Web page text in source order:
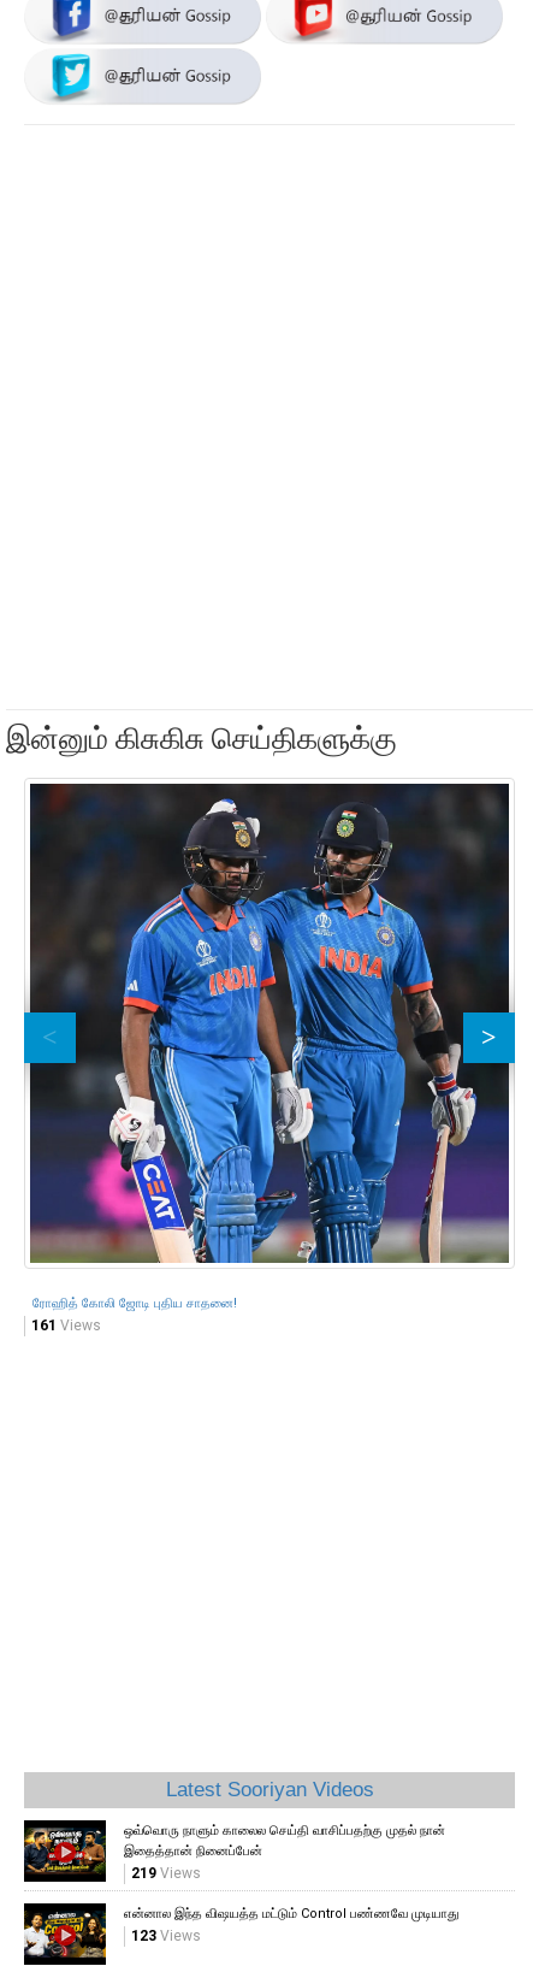
இன்னும் கிசுகிசு செய்திகளுக்கு
ரோஹித் கோலி ஜோடி புதிய சாதனை!
161 Views
Latest Sooriyan Videos
ஒவ்வொரு நாளும் காலைல செய்தி வாசிப்பதற்கு முதல் நான்
இதைத்தான் நினைப்பேன்
219Views
என்னால இந்த விஷயத்த மட்டும் Control பண்ணவே முடியாது
123Views